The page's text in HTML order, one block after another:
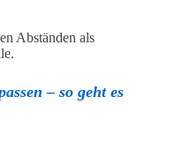
Abständen als
– so geht es